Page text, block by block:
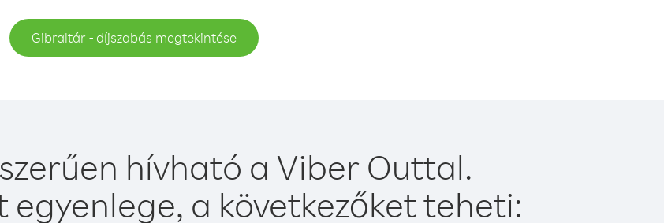
Gibraltár - díjszabás megtekintése
hívható a Viber Outtal.
egyenlege, a következőket teheti: